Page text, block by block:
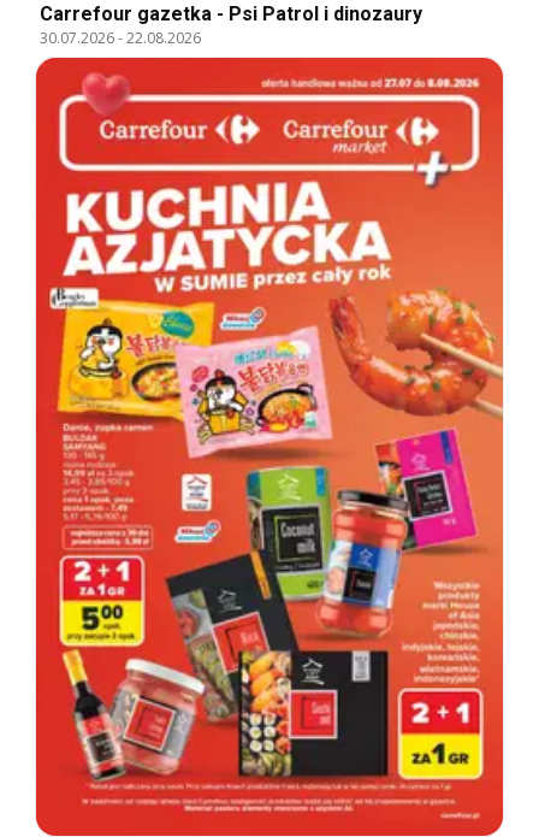
Carrefour gazetka - Psi Patrol i dinozaury
30.07.2026-22.08.2026